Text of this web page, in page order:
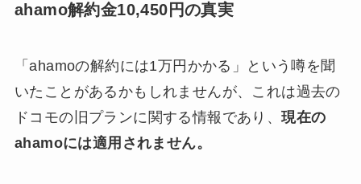
ahamo解約金10,450円の真実
「ahamoの解約には1万円かかる」という噂を聞
いたことがあるかもしれませんが、これは過去の
ドコモの旧プランに関する情報であり、現在の
ahamoには適用されません。